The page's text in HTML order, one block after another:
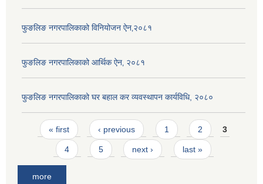
फुङलिङ नगरपालिकाको विनियोजन ऐन‚२०८१
फुङलिङ नगरपालिकाको आर्थिक ऐन‚ २०८१
फुङलिङ नगरपालिकाको घर बहाल कर व्यवस्थापन कार्यविधि, २०८०
Pages
« first ‹ previous 1 2 3
4 5 next › last »
more